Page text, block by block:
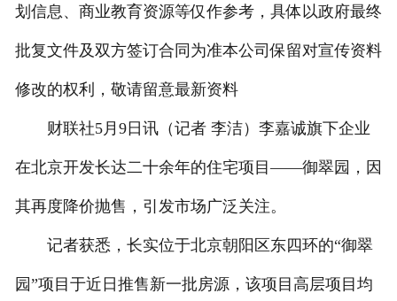
划信息、商业教育资源等仅作参考，具体以政府最终
批复文件及双方签订合同为准本公司保留对宣传资料
修改的权利，敬请留意最新资料
财联社5月9日讯（记者 李洁）李嘉诚旗下企业
在北京开发长达二十余年的住宅项目——御翠园，因
其再度降价抛售，引发市场广泛关注。
记者获悉，长实位于北京朝阳区东四环的“御翠
园”项目于近日推售新一批房源，该项目高层项目均